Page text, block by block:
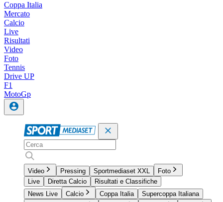
Coppa Italia
Mercato
Calcio
Live
Risultati
Video
Foto
Tennis
Drive UP
F1
MotoGp
Video Pressing Sportmediaset XXL
Foto
Live
Diretta Calcio
Risultati e Classifiche
News Live
Calcio Coppa Italia
Supercoppa Italiana